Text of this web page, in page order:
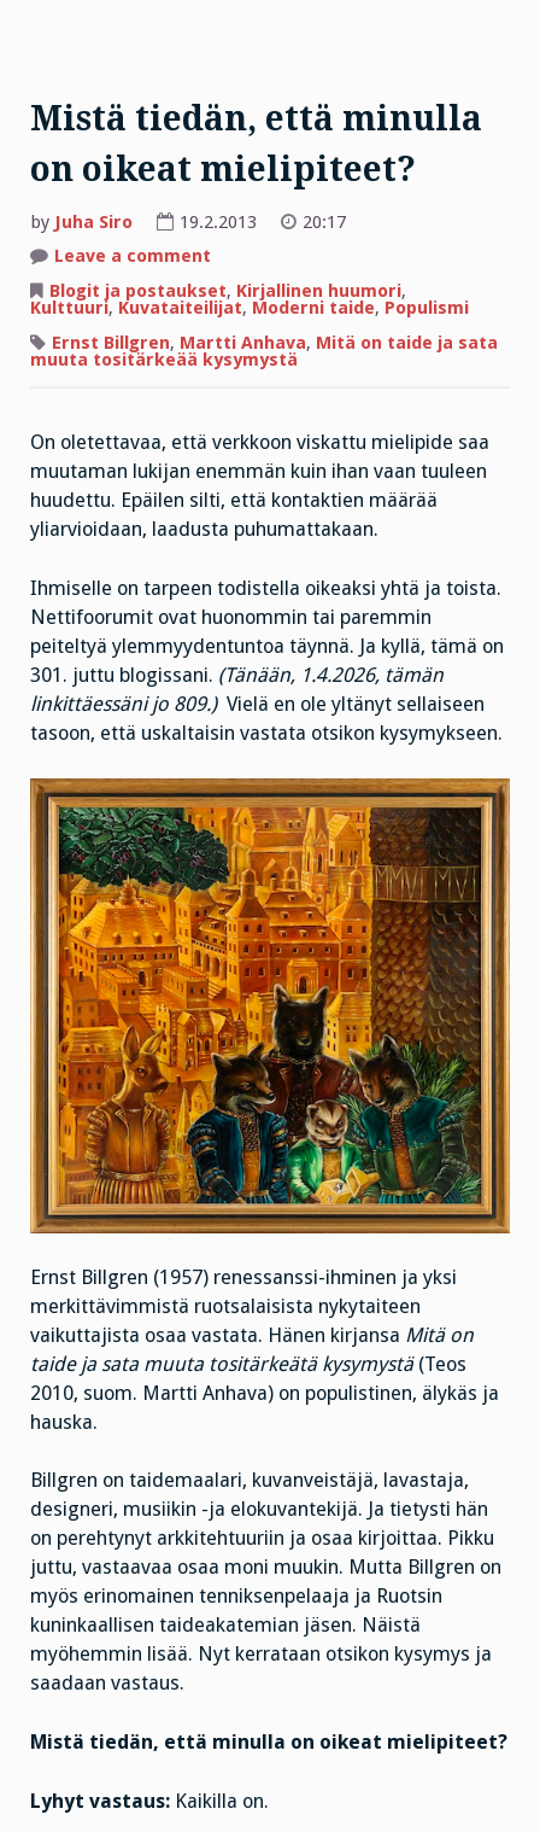
Mistä tiedän, että minulla
on oikeat mielipiteet?
by Juha Siro 19.2.2013
20:17
Leave a comment
tiedän,
että
minulla
on
oikeat
mielipiteet?
Blogit ja postaukset, Kirjallinen huumori,
Kulttuuri, Kuvataiteilijat, Moderni taide, Populismi
Ernst Billgren, Martti Anhava, Mitä on taide ja sata
muuta tositärkeää kysymystä
On oletettavaa, että verkkoon viskattu mielipide saa
muutaman lukijan enemmän kuin ihan vaan tuuleen
huudettu. Epäilen silti, että kontaktien määrää
yliarvioidaan, laadusta puhumattakaan.
Ihmiselle on tarpeen todistella oikeaksi yhtä ja toista.
Nettifoorumit ovat huonommin tai paremmin
peiteltyä ylemmyydentuntoa täynnä. Ja kyllä, tämä on
301. juttu blogissani. (Tänään, 1.4.2026, tämän
linkittäessäni jo 809.)Vielä en ole yltänyt sellaiseen
tasoon, että uskaltaisin vastata otsikon kysymykseen.
Ernst Billgren (1957) renessanssi-ihminen ja yksi
merkittävimmistä ruotsalaisista nykytaiteen
vaikuttajista osaa vastata. Hänen kirjansa Mitä on
taide ja sata muuta tositärkeätä kysymystä(Teos
2010, suom. Martti Anhava) on populistinen, älykäs ja
hauska.
Billgren on taidemaalari, kuvanveistäjä, lavastaja,
designeri, musiikin -ja elokuvantekijä. Ja tietysti hän
on perehtynyt arkkitehtuuriin ja osaa kirjoittaa. Pikku
juttu, vastaavaa osaa moni muukin. Mutta Billgren on
myös erinomainen tenniksenpelaaja ja Ruotsin
kuninkaallisen taideakatemian jäsen. Näistä
myöhemmin lisää. Nyt kerrataan otsikon kysymys ja
saadaan vastaus.
Mistä tiedän, että minulla on oikeat mielipiteet?
Lyhyt vastaus: Kaikilla on.